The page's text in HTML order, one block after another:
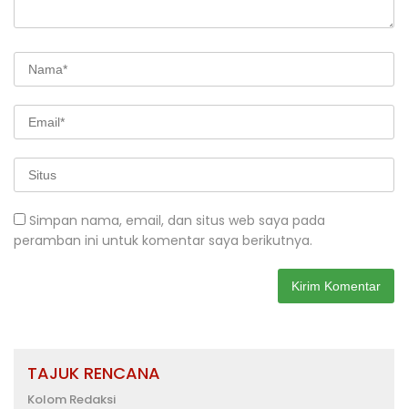
Simpan nama, email, dan situs web saya pada
peramban ini untuk komentar saya berikutnya.
TAJUK RENCANA
Kolom Redaksi